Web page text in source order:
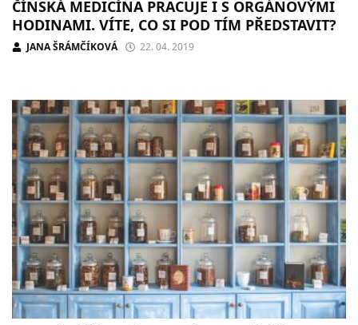
ČÍNSKÁ MEDICÍNA PRACUJE I S ORGÁNOVÝMI
HODINAMI. VÍTE, CO SI POD TÍM PŘEDSTAVIT?
JANA ŠRÁMČÍKOVÁ 22. 04. 2019